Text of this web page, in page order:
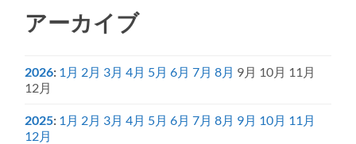
アーカイブ
2026: 1月 2月 3月 4月 5月 6月 7月 8月 9月 10月 11月
12月
2025: 1月 2月 3月 4月 5月 6月 7月 8月 9月 10月 11月
12月